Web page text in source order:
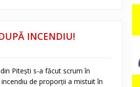
INCENDIU!
Piteşti s-a făcut scrum în
de proporţii a mistuit în